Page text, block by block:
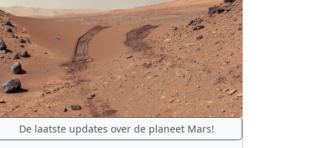
De laatste updates over de planeet Mars!